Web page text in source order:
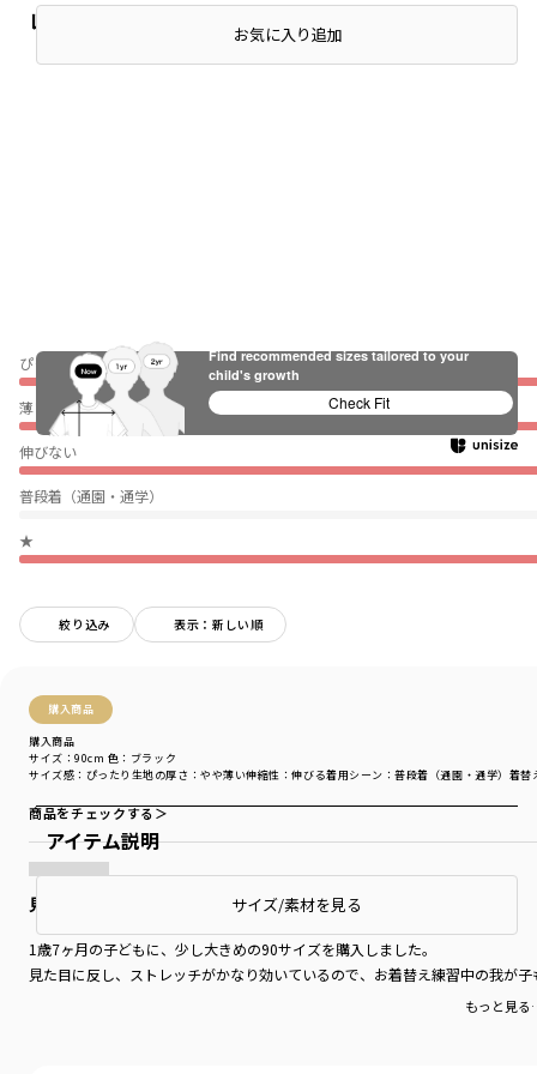
レビュー
ぴったり
薄い
伸びない
普段着（通園・通学）
★
絞り込み 表示：新しい順
購入商品
購入商品
サイズ感 ：ぴったり 生地の厚さ ：やや薄い伸縮性 ：伸びる着用シーン ：普段着（通園・通学） 着替
サイズ：90cm 色：ブラック
商品をチェックする＞
見た目からは想像できないくらいよく伸びる
1歳7ヶ月の子どもに、少し大きめの90サイズを購入しました。
見た目に反し、ストレッチがかなり効いているので、お着替え練習中の我が
もっと見
お気に入り追加
アイテム説明
サイズ/素材を見る
Find recommended sizes tailored to your
child's growth
Check Fit